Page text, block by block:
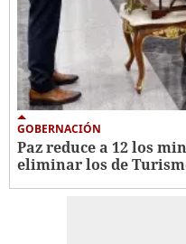
GOBERNACIÓN
Paz reduce a 12 los
eliminar los de